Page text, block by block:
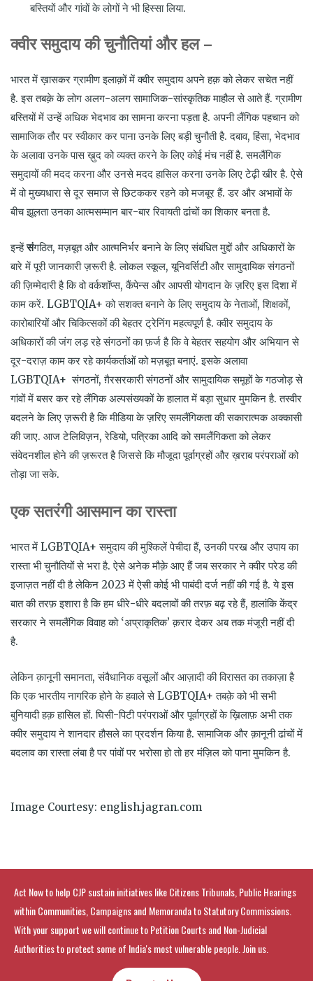
बस्तियों और गांवों के लोगों ने भी हिस्सा लिया.
क्वीर समुदाय की चुनौतियां और हल –
भारत में ख़ासकर ग्रामीण इलाक़ों में क्वीर समुदाय अपने हक़ को लेकर सचेत नहीं
है. इस तबक़े के लोग अलग-अलग सामाजिक-सांस्कृतिक माहौल से आते हैं. ग्रामीण
बस्तियों में उन्हें अधिक भेदभाव का सामना करना पड़ता है. अपनी लैंगिक पहचान को
सामाजिक तौर पर स्वीकार कर पाना उनके लिए बड़ी चुनौती है. दबाव, हिंसा, भेदभाव
के अलावा उनके पास ख़ुद को व्यक्त करने के लिए कोई मंच नहीं है. समलैंगिक
समुदायों की मदद करना और उनसे मदद हासिल करना उनके लिए टेढ़ी खीर है. ऐसे
में वो मुख्यधारा से दूर समाज से छिटककर रहने को मजबूर हैं. डर और अभावों के
बीच झूलता उनका आत्मसम्मान बार-बार रिवायती ढांचों का शिकार बनता है.
इन्हेंसंगठित, मज़बूत और आत्मनिर्भर बनाने के लिए संबंधित मुद्दों और अधिकारों के
बारे में पूरी जानकारी ज़रूरी है. लोकल स्कूल, यूनिवर्सिटी और सामुदायिक संगठनों
की ज़िम्मेदारी है कि वो वर्कशॉप्स, कैंपेन्स और आपसी योगदान के ज़रिए इस दिशा में
काम करें. LGBTQIA+ को सशक्त बनाने के लिए समुदाय के नेताओं, शिक्षकों,
कारोबारियों और चिकित्सकों की बेहतर ट्रेनिंग महत्वपूर्ण है. क्वीर समुदाय के
अधिकारों की जंग लड़ रहे संगठनों का फ़र्ज है कि वे बेहतर सहयोग और अभियान से
दूर-दराज़ काम कर रहे कार्यकर्ताओं को मज़बूत बनाएं. इसके अलावा
LGBTQIA+ संगठनों, ग़ैरसरकारी संगठनों और सामुदायिक समूहों के गठजोड़ से
गांवों में बसर कर रहे लैंगिक अल्पसंख्यकों के हालात में बड़ा सुधार मुमकिन है. तस्वीर
बदलने के लिए ज़रूरी है कि मीडिया के ज़रिए समलैंगिकता की सकारात्मक अक्कासी
की जाए. आज टेलिविज़न, रेडियो, पत्रिका आदि को समलैंगिकता को लेकर
संवेदनशील होने की ज़रूरत है जिससे कि मौजूदा पूर्वाग्रहों और ख़राब परंपराओं को
तोड़ा जा सके.
एक सतरंगी आसमान का रास्ता
भारत में LGBTQIA+ समुदाय की मुश्किलें पेचीदा हैं, उनकी परख और उपाय का
रास्ता भी चुनौतियों से भरा है. ऐसे अनेक मौक़े आए हैं जब सरकार ने क्वीर परेड की
इजाज़त नहीं दी है लेकिन 2023 में ऐसी कोई भी पाबंदी दर्ज नहीं की गई है. ये इस
बात की तरफ़ इशारा है कि हम धीरे-धीरे बदलावों की तरफ़ बढ़ रहे हैं, हालांकि केंद्र
सरकार ने समलैंगिक विवाह को ‘अप्राकृतिक’ क़रार देकर अब तक मंजूरी नहीं दी
है.
लेकिन क़ानूनी समानता, संवैधानिक वसूलों और आज़ादी की विरासत का तकाज़ा है
कि एक भारतीय नागरिक होने के हवाले से LGBTQIA+ तबक़े को भी सभी
बुनियादी हक़ हासिल हों. घिसी-पिटी परंपराओं और पूर्वाग्रहों के ख़िलाफ़ अभी तक
क्वीर समुदाय ने शानदार हौसले का प्रदर्शन किया है. सामाजिक और क़ानूनी ढांचों में
बदलाव का रास्ता लंबा है पर पांवों पर भरोसा हो तो हर मंज़िल को पाना मुमकिन है.
Image Courtesy: english.jagran.com
Act Now to help CJP sustain initiatives like Citizens Tribunals, Public Hearings
within Communities, Campaigns and Memoranda to Statutory Commissions.
With your support we will continue to Petition Courts and Non-Judicial
Authorities to protect some of India's most vulnerable people. Join us.